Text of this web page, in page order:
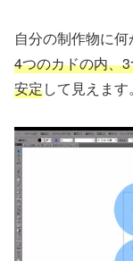
自分の制作物に何
4つのカドの内、
安定して見えます。